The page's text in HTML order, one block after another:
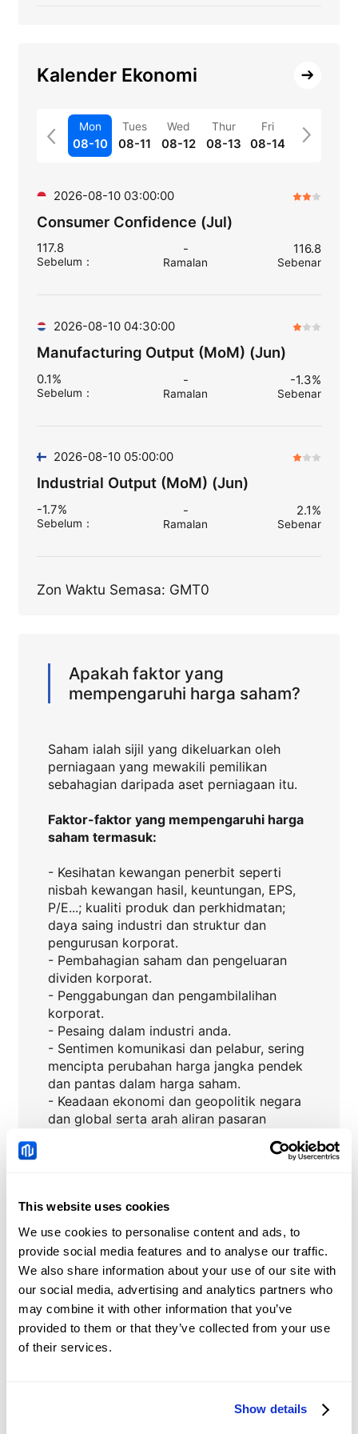
This website uses cookies
We use cookies to personalise content and ads, to
provide social media features and to analyse our traffic.
We also share information about your use of our site with
our social media, advertising and analytics partners who
may combine it with other information that you’ve
provided to them or that they’ve collected from your use
of their services.
Show details
Kalender Ekonomi
Mon
08-10
Tues
08-11
Wed
08-12
Thur
08-13
Fri
08-14
2026-08-10 03:00:00
Consumer Confidence (Jul)
117.8
Sebelum ：
-
Ramalan
116.8
Sebenar
2026-08-10 04:30:00
Manufacturing Output (MoM) (Jun)
0.1%
Sebelum ：
-
Ramalan
-1.3%
Sebenar
2026-08-10 05:00:00
Industrial Output (MoM) (Jun)
-1.7%
Sebelum ：
-
Ramalan
2.1%
Sebenar
Zon Waktu Semasa: GMT0
Apakah faktor yang
mempengaruhi harga saham?
Saham ialah sijil yang dikeluarkan oleh
perniagaan yang mewakili pemilikan
sebahagian daripada aset perniagaan itu.
Faktor-faktor yang mempengaruhi harga
saham termasuk:
- Kesihatan kewangan penerbit seperti
nisbah kewangan hasil, keuntungan, EPS,
P/E...; kualiti produk dan perkhidmatan;
daya saing industri dan struktur dan
pengurusan korporat.
- Pembahagian saham dan pengeluaran
dividen korporat.
- Penggabungan dan pengambilalihan
korporat.
- Pesaing dalam industri anda.
- Sentimen komunikasi dan pelabur, sering
mencipta perubahan harga jangka pendek
dan pantas dalam harga saham.
- Keadaan ekonomi dan geopolitik negara
dan global serta arah aliran pasaran
Australian Dollar:
Hawkish risk before RBA
– Commerzbank
2026-08-10 14:40:32 (GMT+0)
of the UK Q2 GDP data